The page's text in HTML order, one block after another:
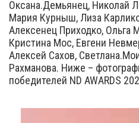
Оксана.Демьянец, Николай
Мария Курныш, Лиза
Алексенец Приходко, Ольга
Кристина Мос, Евгени
Алексей Сахов,
Рахманова. Ниже –
победителей ND AWARDS